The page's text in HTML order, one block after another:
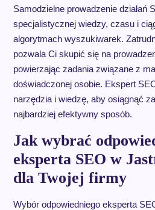
Samodzielne prowadzenie działań
specjalistycznej wiedzy, czasu i
algorytmach wyszukiwarek.
pozwala Ci skupić się na
powierzając zadania związane z
doświadczonej osobie. Ekspert
narzędzia i wiedzę, aby osiągnąć
najbardziej efektywny sposób.
Jak wybrać
eksperta SEO w
dla Twojej firmy
Wybór odpowiedniego eksperta